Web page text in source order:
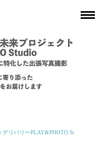
デリバリーPLAY&PHOTO St